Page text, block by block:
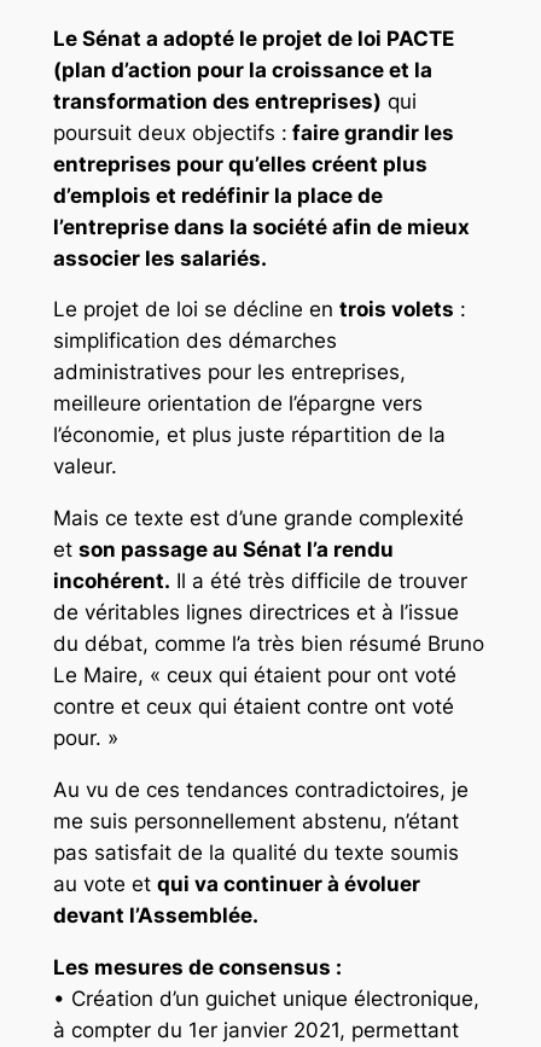
Le Sénat a adopté le projet de loi PACTE
(plan d’action pour la croissance et la
transformation des entreprises) qui
poursuit deux objectifs : faire grandir les
entreprises pour qu’elles créent plus
d’emplois et redéfinir la place de
l’entreprise dans la société afin de mieux
associer les salariés.
Le projet de loi se décline en trois volets :
simplification des démarches
administratives pour les entreprises,
meilleure orientation de l’épargne vers
l’économie, et plus juste répartition de la
valeur.
Mais ce texte est d’une grande complexité
et son passage au Sénat l’a rendu
incohérent. Il a été très difficile de trouver
de véritables lignes directrices et à l’issue
du débat, comme l’a très bien résumé Bruno
Le Maire, « ceux qui étaient pour ont voté
contre et ceux qui étaient contre ont voté
pour. »
Au vu de ces tendances contradictoires, je
me suis personnellement abstenu, n’étant
pas satisfait de la qualité du texte soumis
au vote et qui va continuer à évoluer
devant l’Assemblée.
Les mesures de consensus :
• Création d’un guichet unique électronique,
à compter du 1er janvier 2021, permettant